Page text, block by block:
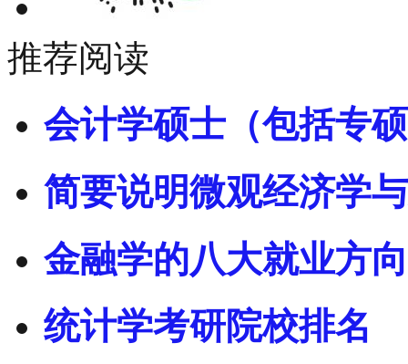
推荐阅读
会计学硕士（包括专
简要说明微观经济学
金融学的八大就业方
统计学考研院校排名